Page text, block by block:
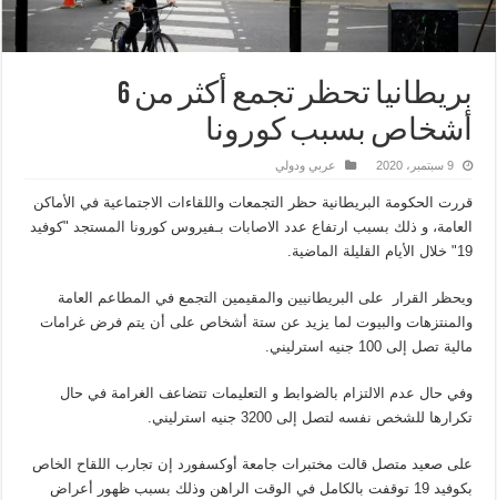
بريطانيا تحظر تجمع أكثر من 6
أشخاص بسبب كورونا
9 سبتمبر، 2020 عربي ودولي
قررت الحكومة البريطانية حظر التجمعات واللقاءات الاجتماعية في الأماكن
العامة، و ذلك بسبب ارتفاع عدد الاصابات بـفيروس كورونا المستجد "كوفيد
19" خلال الأيام القليلة الماضية.
ويحظر القرار على البريطانيين والمقيمين التجمع في المطاعم العامة
والمنتزهات والبيوت لما يزيد عن ستة أشخاص على أن يتم فرض غرامات
مالية تصل إلى 100 جنيه استرليني.
وفي حال عدم الالتزام بالضوابط و التعليمات تتضاعف الغرامة في حال
تكرارها للشخص نفسه لتصل إلى 3200 جنيه استرليني.
على صعيد متصل قالت مختبرات جامعة أوكسفورد إن تجارب اللقاح الخاص
بكوفيد 19 توقفت بالكامل في الوقت الراهن وذلك بسبب ظهور أعراض